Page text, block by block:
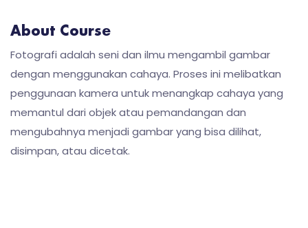
About Course
Fotografi adalah seni dan ilmu mengambil gambar
dengan menggunakan cahaya. Proses ini melibatkan
penggunaan kamera untuk menangkap cahaya yang
memantul dari objek atau pemandangan dan
mengubahnya menjadi gambar yang bisa dilihat,
disimpan, atau dicetak.